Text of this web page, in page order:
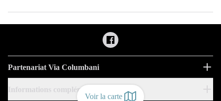
Voir la carte
Partenariat Via Columbani
Informations complémentaires